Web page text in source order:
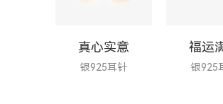
真心实意
银925耳针
福运
银925